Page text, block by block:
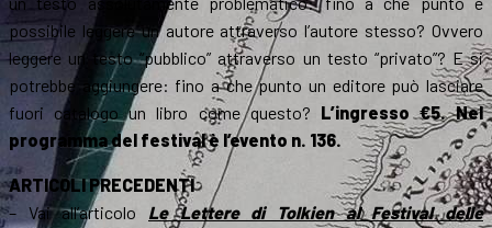
possibile leggere un autore attraverso l’autore stesso? Ovvero
leggere un testo “pubblico” attraverso un testo “privato”? E si
potrebbe aggiungere: fino a che punto un editore può lasciare
fuori catalogo un libro come questo? L’ingresso €5. Nel
programma del festival è l’evento n. 136.
ARTICOLI PRECEDENTI
– Vai all’articolo Le Lettere di Tolkien al Festival delle